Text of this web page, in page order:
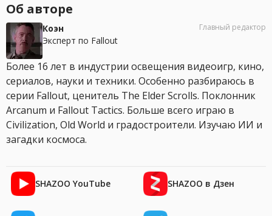
Об авторе
Коэн
Эксперт по Fallout
Главный редактор
Более 16 лет в индустрии освещения видеоигр, кино,
сериалов, науки и техники. Особенно разбираюсь в
серии Fallout, ценитель The Elder Scrolls. Поклонник
Arcanum и Fallout Tactics. Больше всего играю в
Civilization, Old World и градостроители. Изучаю ИИ и
загадки космоса.
SHAZOO YouTube SHAZOO в Дзен